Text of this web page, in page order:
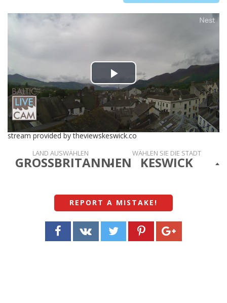
Play
Video
stream provided by theviewskeswick.co
LAND AUSWÄHLEN
GROSSBRITANNIEN
WÄHLEN SIE DIE STADT
KESWICK
REPORT A MISTAKE !